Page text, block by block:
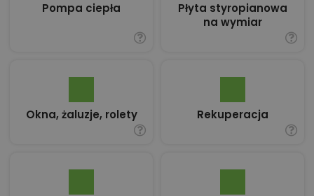
Pompa ciepła
Płyta styropianowa
na wymiar
Okna, żaluzje, rolety Rekuperacja